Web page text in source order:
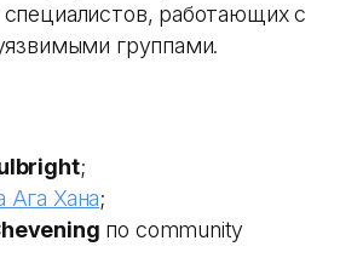
работающих с
группами.
;
Ага Хана;
по community